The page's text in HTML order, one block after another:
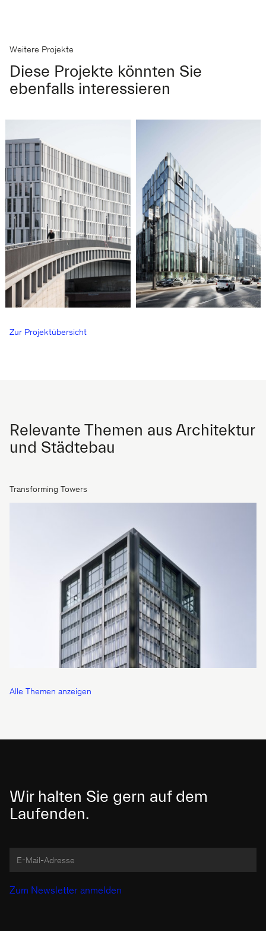
Weitere Projekte
Diese Projekte könnten Sie
ebenfalls interessieren
Zur Projektübersicht
Relevante Themen aus Architektur
und Städtebau
Transforming Towers
Alle Themen anzeigen
Wir halten Sie gern auf dem
Laufenden.